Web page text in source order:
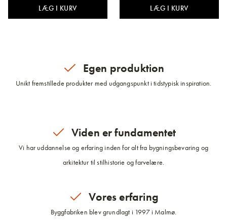
LÆG I KURV LÆG I KURV
Egen produktion
Unikt fremstillede produkter med udgangspunkt i tidstypisk inspiration.
Viden er fundamentet
Vi har uddannelse og erfaring inden for alt fra bygningsbevaring og
arkitektur til stilhistorie og farvelære.
Vores erfaring
Byggfabriken blev grundlagt i 1997 i Malmø.